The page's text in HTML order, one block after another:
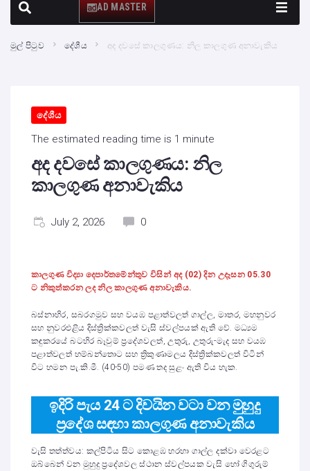
AD MASTER
මුල් පිටුව දේශීය අද දවසේ කාලගුණය: නිල කාලගුණ අනාවැකිය
දේශීය
The estimated reading time is 1 minute
අද දවසේ කාලගුණය: නිල
කාලගුණ අනාවැකිය
July 2, 2026 0
කාලගුණ විද්‍යා දෙපාර්තමේන්තුව විසින් අද (02) දින උදෑසන 05.30
ට නිකුත්කරන ලද නිල කාලගුණ අනාවැකිය.
බස්නාහිර, සබරගමුව සහ වයඹ පළාත්වලත් ගාල්ල, මාතර, මහනුවර
සහ නුවරඑළිය දිස්ත්‍රික්කවලත් වැසි ස්වල්පයක් ඇති වේ. මධ්‍යම
කඳුකරයේ බටහිර බෑවුම් ප්‍රදේශවලත්, උතුරු, උතුරු-මැද සහ වයඹ
පළාත්වලත් හම්බන්තොට සහ ත්‍රිකුණාමලය දිස්ත්‍රික්කවලත් විටින්
විට හමන පැ.කි.මී. (40-50) පමණ තද සුළං ඇති විය හැක.
ඉදිරි පැය 24 ට දිවයින වටා වන මුහුදු
ප්‍රදේශ සඳහා කාලගුණ අනාවැකිය
වැසි තත්ත්වය: කල්පිටිය සිට කොළඹ හරහා ගාල්ල දක්වා වෙරළට
ඔබ්බෙන් වන මුහුදු ප්‍රදේශවල ස්ථාන ස්වල්පයක වැසි හෝ ගිගුරුම්